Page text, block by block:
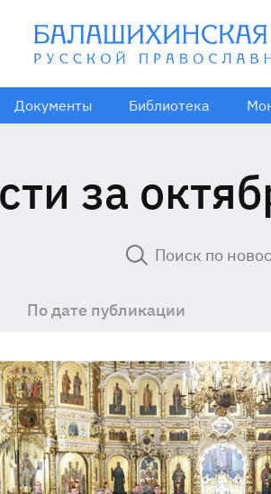
Документы Библиотека
за
По дате публикации